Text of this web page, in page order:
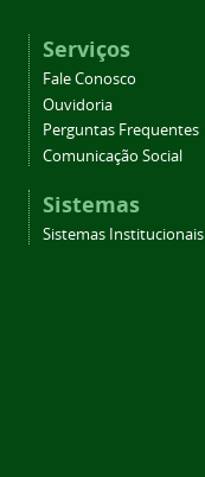
Serviços
Fale Conosco
Ouvidoria
Perguntas Frequentes
Comunicação Social
Sistemas
Sistemas Institucionais